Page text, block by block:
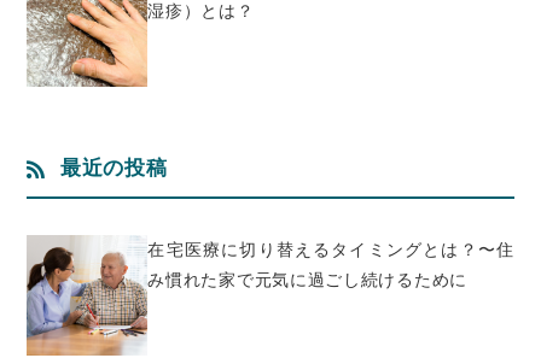
湿疹）とは？
最近の投稿
在宅医療に切り替えるタイミングとは？〜住
み慣れた家で元気に過ごし続けるために